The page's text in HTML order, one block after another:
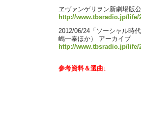
ヱヴァンゲリヲン新劇場版
http://www.tbsradio.jp/life/
2012/06/24「ソーシャル時
嶋一泰ほか） アーカイブ
http://www.tbsradio.jp/life/
参考資料＆選曲↓